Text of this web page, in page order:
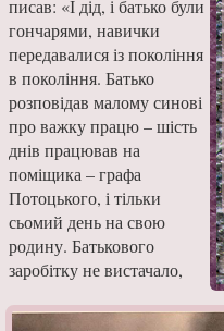
писав: «І дід, і батько були
гончарями, навички
передавалися із покоління
в покоління. Батько
розповідав малому синові
про важку працю – шість
днів працював на
поміщика – графа
Потоцького, і тільки
сьомий день на свою
родину. Батькового
заробітку не вистачало,